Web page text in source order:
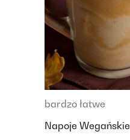
bardzo łatwe
Napoje Wegańskie